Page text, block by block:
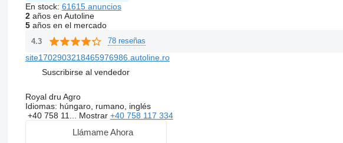
En stock: 61615 anuncios
2años en Autoline
5años en el mercado
4.3 78 reseñas
site1702903218465976986.autoline.ro
Suscribirse al vendedor
Royal dru Agro
Idiomas: húngaro, rumano, inglés
+40 758 11... Mostrar +40 758 117 334
Llámame Ahora